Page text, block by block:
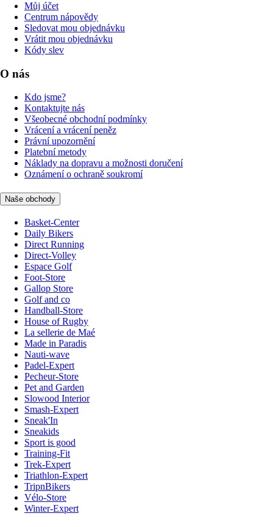
Můj účet
Centrum nápovědy
Sledovat mou objednávku
Vrátit mou objednávku
Kódy slev
O nás
Kdo jsme?
Kontaktujte nás
Všeobecné obchodní podmínky
Vrácení a vrácení peněz
Právní upozornění
Platební metody
Náklady na dopravu a možnosti doručení
Oznámení o ochraně soukromí
Naše obchody
Basket-Center
Daily Bikers
Direct Running
Direct-Volley
Espace Golf
Foot-Store
Gallop Store
Golf and co
Handball-Store
House of Rugby
La sellerie de Maé
Made in Paradis
Nauti-wave
Padel-Expert
Pecheur-Store
Pet and Garden
Slowood Interior
Smash-Expert
Sneak'In
Sneakids
Sport is good
Training-Fit
Trek-Expert
Triathlon-Expert
TripnBikers
Vélo-Store
Winter-Expert